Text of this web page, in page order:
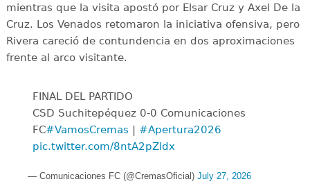
mientras que la visita apostó por Elsar Cruz y Axel De la
Cruz. Los Venados retomaron la iniciativa ofensiva, pero
Rivera careció de contundencia en dos aproximaciones
frente al arco visitante.
FINAL DEL PARTIDO
CSD Suchitepéquez 0-0 Comunicaciones
FC#VamosCremas
#Apertura2026
pic.twitter.com/8ntA2pZldx
— Comunicaciones FC (@CremasOficial) July 27, 2026